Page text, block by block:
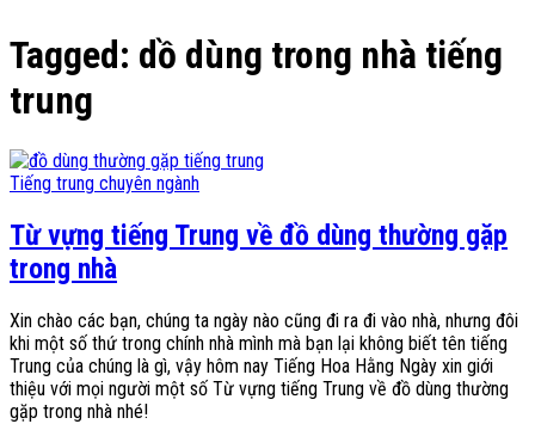
Tagged: dồ dùng trong nhà tiếng
trung
Tiếng trung chuyên ngành
Từ vựng tiếng Trung về đồ dùng thường gặp
trong nhà
Xin chào các bạn, chúng ta ngày nào cũng đi ra đi vào nhà, nhưng đôi
khi một số thứ trong chính nhà mình mà bạn lại không biết tên tiếng
Trung của chúng là gì, vậy hôm nay Tiếng Hoa Hằng Ngày xin giới
thiệu với mọi người một số Từ vựng tiếng Trung về đồ dùng thường
gặp trong nhà nhé!